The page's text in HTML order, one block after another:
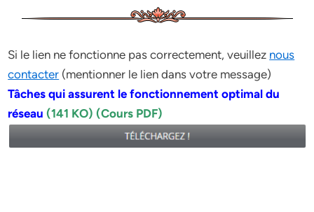
Si le lien ne fonctionne pas correctement, veuillez nous
contacter (mentionner le lien dans votre message)
Tâches qui assurent le fonctionnement optimal du
réseau(141 KO) (Cours PDF)